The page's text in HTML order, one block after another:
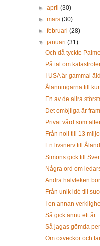
► april (30)
► mars (30)
► februari (28)
▼ januari (31)
Och då tyckte Palme
På tal om
I USA är gammal
Ålänningarna till
En av de allra
Det omöjliga är
Privat vård som
Från noll till 13
En livsnerv till Åland
Simons gick till
Några ord om
Andra halvleken
Från unik idé till
I en annan
Så gick ännu ett år
Så jagas gömda
Om oxveckor och